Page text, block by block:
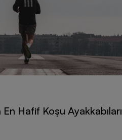
Hafif Koşu Ayakkabıları